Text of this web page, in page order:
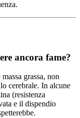
ancora fame?
grassa, non
cerebrale. In alcune
(resistenza
e il dispendio